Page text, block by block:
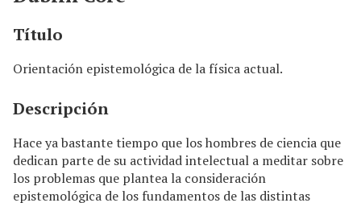
Título
Orientación epistemológica de la física actual.
Descripción
Hace ya bastante tiempo que los hombres de ciencia que
dedican parte de su actividad intelectual a meditar sobre
los problemas que plantea la consideración
epistemológica de los fundamentos de las distintas